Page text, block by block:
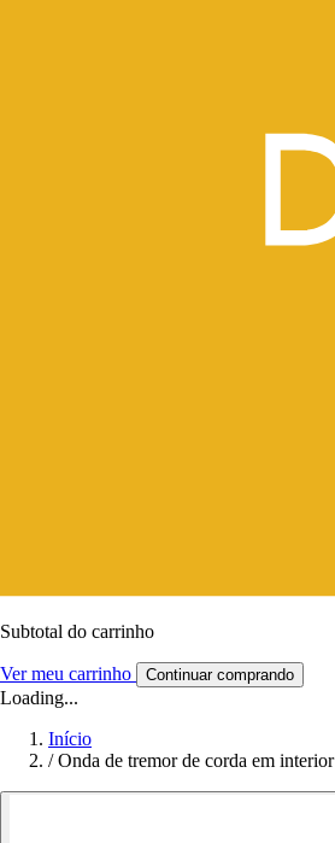
Subtotal do carrinho
Ver meu carrinho Continuar comprando
Loading...
Início
/ Onda de tremor de corda em interior